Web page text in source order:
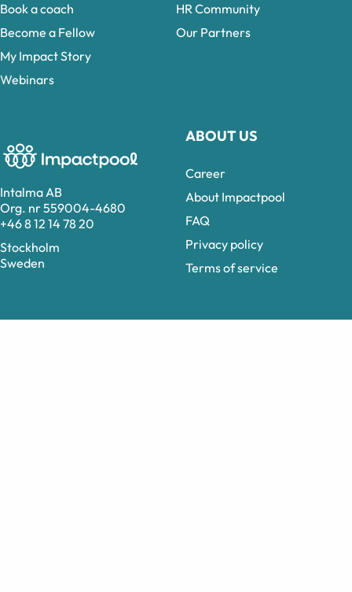
Intalma AB
Org. nr 559004-4680
+46 8 12 14 78 20
Stockholm
Sweden
ABOUT US
Career
About Impactpool
FAQ
Privacy policy
Terms of service
Book a coach
Become a Fellow
My Impact Story
Webinars
HR Community
Our Partners